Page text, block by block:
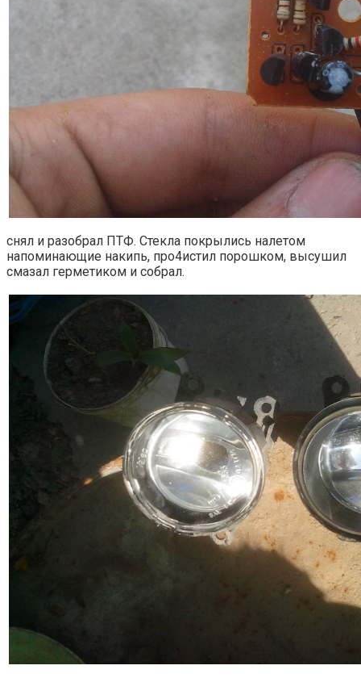
снял и разобрал ПТФ. Стекла покрылись налетом
напоминающие накипь, про4истил порошком, высушил
смазал герметиком и собрал.